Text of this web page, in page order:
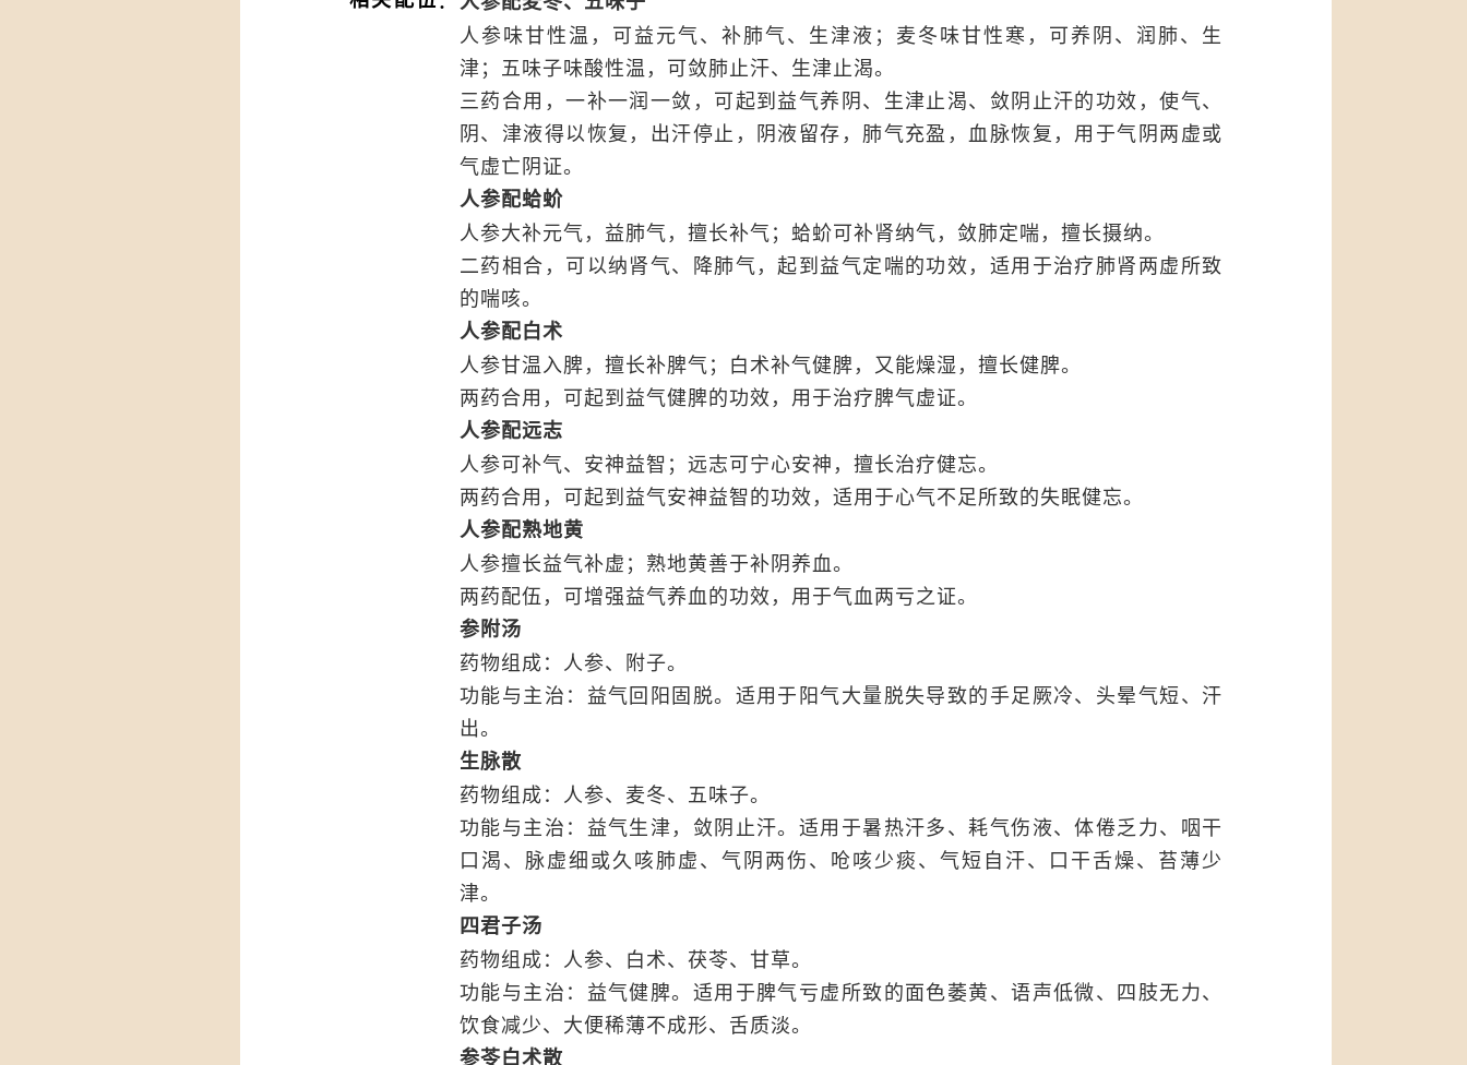
人参味甘性温，可益元气、补肺气、生津液；麦冬味甘性寒，可养阴、润肺、生
津；五味子味酸性温，可敛肺止汗、生津止渴。
三药合用，一补一润一敛，可起到益气养阴、生津止渴、敛阴止汗的功效，使气、
阴、津液得以恢复，出汗停止，阴液留存，肺气充盈，血脉恢复，用于气阴两虚或
气虚亡阴证。
人参配蛤蚧
人参大补元气，益肺气，擅长补气；蛤蚧可补肾纳气，敛肺定喘，擅长摄纳。
二药相合，可以纳肾气、降肺气，起到益气定喘的功效，适用于治疗肺肾两虚所致
的喘咳。
人参配白术
人参甘温入脾，擅长补脾气；白术补气健脾，又能燥湿，擅长健脾。
两药合用，可起到益气健脾的功效，用于治疗脾气虚证。
人参配远志
人参可补气、安神益智；远志可宁心安神，擅长治疗健忘。
两药合用，可起到益气安神益智的功效，适用于心气不足所致的失眠健忘。
人参配熟地黄
人参擅长益气补虚；熟地黄善于补阴养血。
两药配伍，可增强益气养血的功效，用于气血两亏之证。
参附汤
药物组成：人参、附子。
功能与主治：益气回阳固脱。适用于阳气大量脱失导致的手足厥冷、头晕气短、汗
出。
生脉散
药物组成：人参、麦冬、五味子。
功能与主治：益气生津，敛阴止汗。适用于暑热汗多、耗气伤液、体倦乏力、咽干
口渴、脉虚细或久咳肺虚、气阴两伤、呛咳少痰、气短自汗、口干舌燥、苔薄少
津。
四君子汤
药物组成：人参、白术、茯苓、甘草。
功能与主治：益气健脾。适用于脾气亏虚所致的面色萎黄、语声低微、四肢无力、
饮食减少、大便稀薄不成形、舌质淡。
参苓白术散